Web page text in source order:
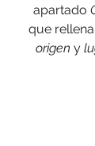
apartado
que
origen y